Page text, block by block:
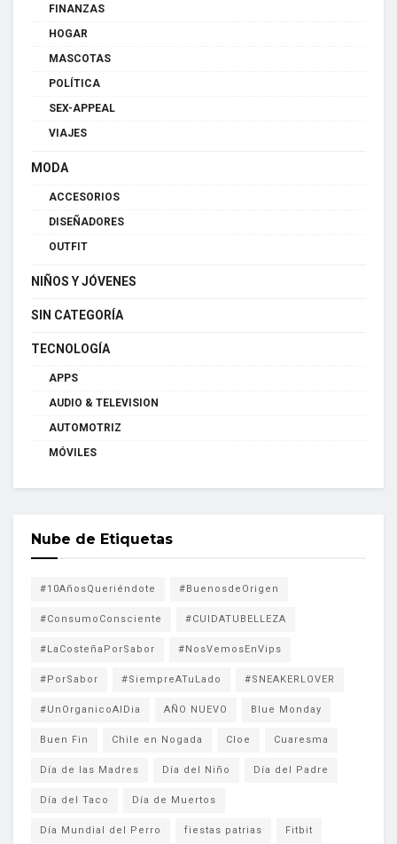
FINANZAS
HOGAR
MASCOTAS
POLÍTICA
SEX-APPEAL
VIAJES
MODA
ACCESORIOS
DISEÑADORES
OUTFIT
NIÑOS Y JÓVENES
SIN CATEGORÍA
TECNOLOGÍA
APPS
AUDIO & TELEVISION
AUTOMOTRIZ
MÓVILES
Nube de Etiquetas
#10AñosQueriéndote #BuenosdeOrigen
#ConsumoConsciente #CUIDATUBELLEZA
#LaCosteñaPorSabor #NosVemosEnVips
#PorSabor #SiempreATuLado #SNEAKERLOVER
#UnOrganicoAlDia AÑO NUEVO Blue Monday
Buen Fin Chile en Nogada Cloe Cuaresma
Día de las Madres Día del Niño Día del Padre
Día del Taco Día de Muertos
Día Mundial del Perro fiestas patrias Fitbit